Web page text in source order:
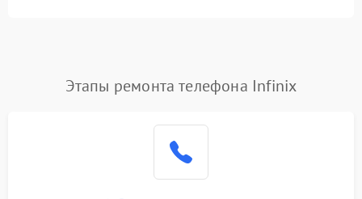
Этапы ремонта телефона Infinix